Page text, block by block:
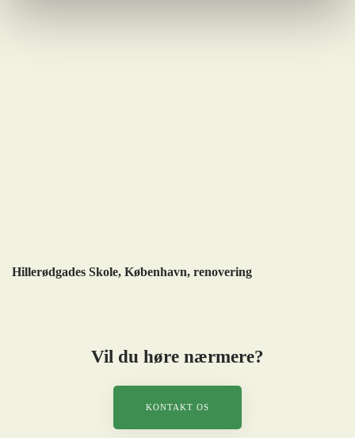
Hillerødgades Skole, København, renovering
Vil du høre nærmere?
KONTAKT OS